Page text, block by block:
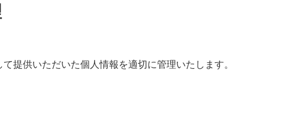
提供いただいた個人情報を適切に管理いたします。